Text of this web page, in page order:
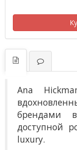
Ana
брендами
доступной
luxury.